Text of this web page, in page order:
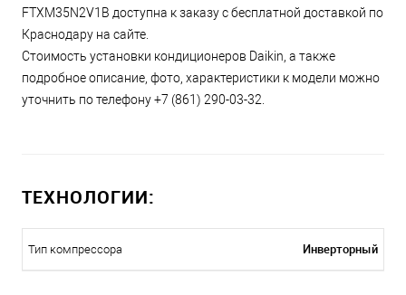
FTXM35N2V1B доступна к заказу с бесплатной доставкой по
Краснодару на сайте.
Стоимость установки кондиционеров Daikin, а также
подробное описание, фото, характеристики к модели можно
уточнить по телефону +7 (861) 290-03-32.
ТЕХНОЛОГИИ:
Тип компрессора Инверторный